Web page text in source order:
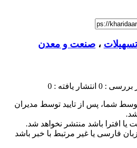
تسهیلات ، صنعت و معدن
بررسی : 0 انتشار یافته : 0
شما، پس از تایید توسط مدیران
یا افترا باشد منتشر نخواهد شد.
فارسی یا غیر مرتبط با خبر باشد